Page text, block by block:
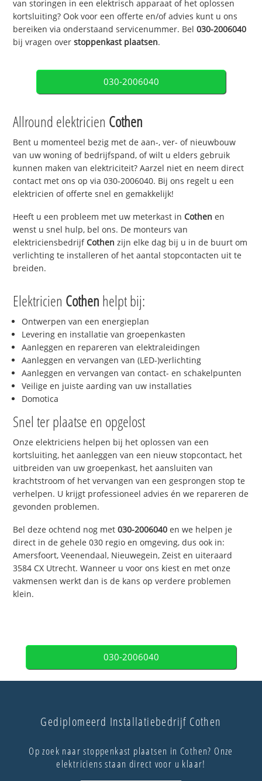
van storingen in een elektrisch apparaat of het oplossen
kortsluiting? Ook voor een offerte en/of advies kunt u ons
bereiken via onderstaand servicenummer. Bel030-2006040
bij vragen overstoppenkast plaatsen.
030-2006040
Allround elektricien Cothen
Bent u momenteel bezig met de aan-, ver- of nieuwbouw
van uw woning of bedrijfspand, of wilt u elders gebruik
kunnen maken van elektriciteit? Aarzel niet en neem direct
contact met ons op via 030-2006040. Bij ons regelt u een
elektricien of offerte snel en gemakkelijk!
Heeft u een probleem met uw meterkast inCothen en
wenst u snel hulp, bel ons. De monteurs van
elektriciensbedrijfCothen zijn elke dag bij u in de buurt om
verlichting te installeren of het aantal stopcontacten uit te
breiden.
Elektricien Cothen helpt bij:
Ontwerpen van een energieplan
Levering en installatie van groepenkasten
Aanleggen en repareren van elektraleidingen
Aanleggen en vervangen van (LED-)verlichting
Aanleggen en vervangen van contact- en schakelpunten
Veilige en juiste aarding van uw installaties
Domotica
Snel ter plaatse en opgelost
Onze elektriciens helpen bij het oplossen van een
kortsluiting, het aanleggen van een nieuw stopcontact, het
uitbreiden van uw groepenkast, het aansluiten van
krachtstroom of het vervangen van een gesprongen stop te
verhelpen. U krijgt professioneel advies én we repareren de
gevonden problemen.
Bel deze ochtend nog met030-2006040 en we helpen je
direct in de gehele 030 regio en omgeving, dus ook in:
Amersfoort, Veenendaal, Nieuwegein, Zeist en uiteraard
3584 CX Utrecht. Wanneer u voor ons kiest en met onze
vakmensen werkt dan is de kans op verdere problemen
klein.
030-2006040
Gediplomeerd Installatiebedrijf Cothen
Op zoek naar stoppenkast plaatsen in Cothen? Onze
elektriciens staan direct voor u klaar!